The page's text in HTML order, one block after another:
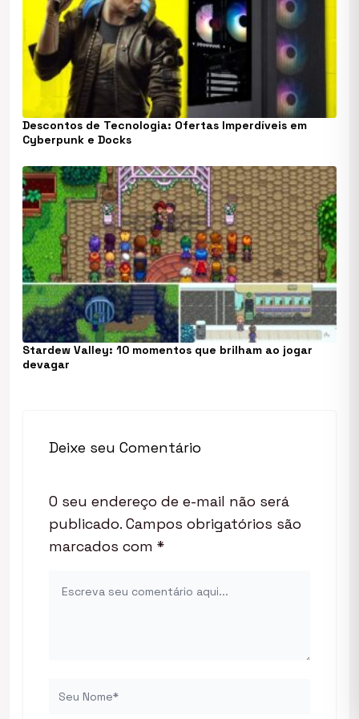
Descontos de Tecnologia: Ofertas Imperdíveis em
Cyberpunk e Docks
Stardew Valley: 10 momentos que brilham ao jogar
devagar
Deixe seu Comentário
O seu endereço de e-mail não será
publicado. Campos obrigatórios são
marcados com *